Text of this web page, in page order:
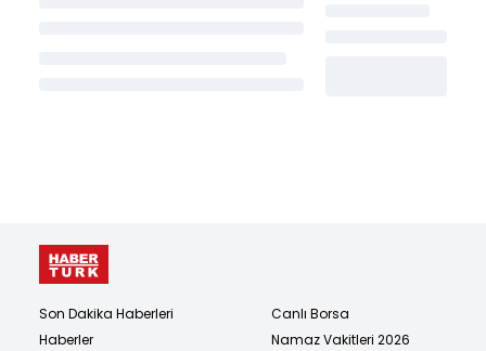
Son Dakika Haberleri
Haberler
Canlı Borsa
Namaz Vakitleri 2026